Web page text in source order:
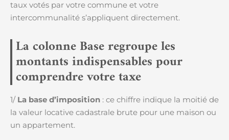
taux votés par votre commune et votre
intercommunalité s’appliquent directement.
La colonne Base regroupe les
montants indispensables pour
comprendre votre taxe
1/ La base d’imposition : ce chiffre indique la moitié de
la valeur locative cadastrale brute pour une maison ou
un appartement.